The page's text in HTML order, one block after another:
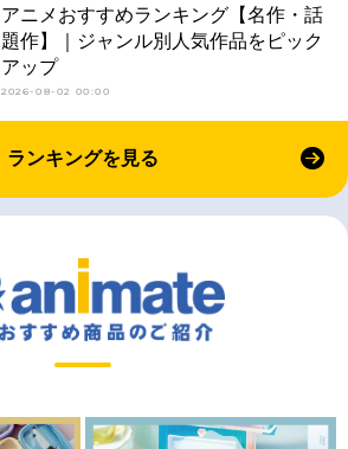
アニメおすすめランキング【名作・話
題作】｜ジャンル別人気作品をピック
アップ
2026-08-02 00:00
ランキングを見る